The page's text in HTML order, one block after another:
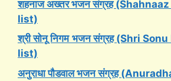
शहनाज अख्तर भजन संग्रह
list)
श्री सोनू निगम भजन संग्रह (Shri
list)
अनुराधा पौडवाल भजन संग्रह